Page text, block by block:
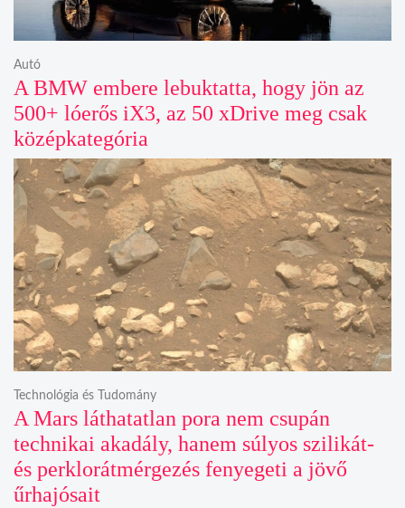
A BMW embere lebuktatta, hogy jön az
500+ lóerős iX3, az 50 xDrive meg csak
középkategória
Autó
A Mars láthatatlan pora nem csupán
technikai akadály, hanem súlyos szilikát-
és perklorátmérgezés fenyegeti a jövő
űrhajósait
Technológia és Tudomány